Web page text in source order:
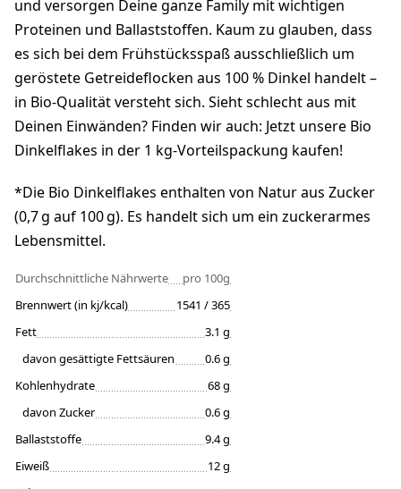
und versorgen Deine ganze Family mit wichtigen
Proteinen und Ballaststoffen. Kaum zu glauben, dass
es sich bei dem Frühstücksspaß ausschließlich um
geröstete Getreideflocken aus 100 % Dinkel handelt –
in Bio-Qualität versteht sich. Sieht schlecht aus mit
Deinen Einwänden? Finden wir auch: Jetzt unsere Bio
Dinkelflakes in der 1 kg-Vorteilspackung kaufen!
*Die Bio Dinkelflakes enthalten von Natur aus Zucker
(0,7 g auf 100 g). Es handelt sich um ein zuckerarmes
Lebensmittel.
Durchschnittliche Nährwerte
pro 100g
Brennwert (in kj/kcal)
1541 / 365
Fett
3.1 g
davon gesättigte Fettsäuren
0.6 g
Kohlenhydrate
68 g
davon Zucker
0.6 g
Ballaststoffe
9.4 g
Eiweiß
12 g